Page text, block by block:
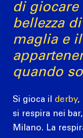
di giocare
bellezza
maglia e
quando
Si gioca il derby,
si respira nei
Milano. La